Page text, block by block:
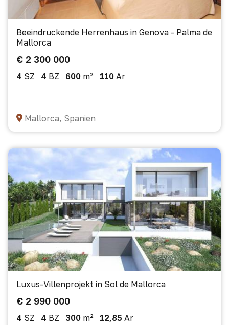
Beeindruckende Herrenhaus in Genova - Palma de
Mallorca
€ 2 300 000
4 SZ 4 BZ 600 m² 110 Ar
Mallorca, Spanien
Luxus-Villenprojekt in Sol de Mallorca
€ 2 990 000
4 SZ 4 BZ 300 m² 12,85 Ar